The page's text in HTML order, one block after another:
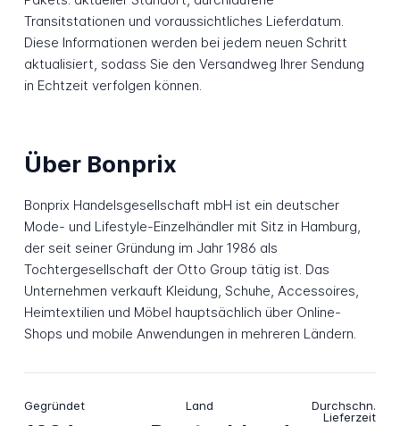
Transitstationen und voraussichtliches Lieferdatum.
Diese Informationen werden bei jedem neuen Schritt
aktualisiert, sodass Sie den Versandweg Ihrer Sendung
in Echtzeit verfolgen können.
Über Bonprix
Bonprix Handelsgesellschaft mbH ist ein deutscher
Mode- und Lifestyle-Einzelhändler mit Sitz in Hamburg,
der seit seiner Gründung im Jahr 1986 als
Tochtergesellschaft der Otto Group tätig ist. Das
Unternehmen verkauft Kleidung, Schuhe, Accessoires,
Heimtextilien und Möbel hauptsächlich über Online-
Shops und mobile Anwendungen in mehreren Ländern.
Gegründet Land
Durchschn.
Lieferzeit